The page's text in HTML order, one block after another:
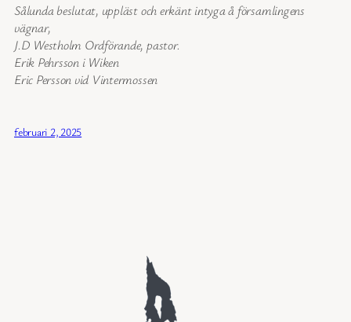
Sålunda beslutat, uppläst och erkänt intyga å församlingens
vägnar,
J.D Westholm Ordförande, pastor.
Erik Pehrsson i Wiken
Eric Persson vid Vintermossen
februari 2, 2025